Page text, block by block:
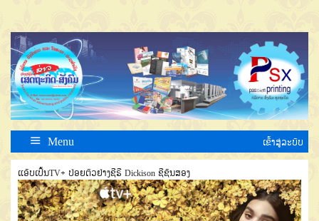
Menu ເຂົ້າສູ່ລະບົບ
ແອັບເປິ້ນTV+ ປ່ອຍຕົວຢ່າງຊີຣີ Dickison ຊີຊັນສອງ